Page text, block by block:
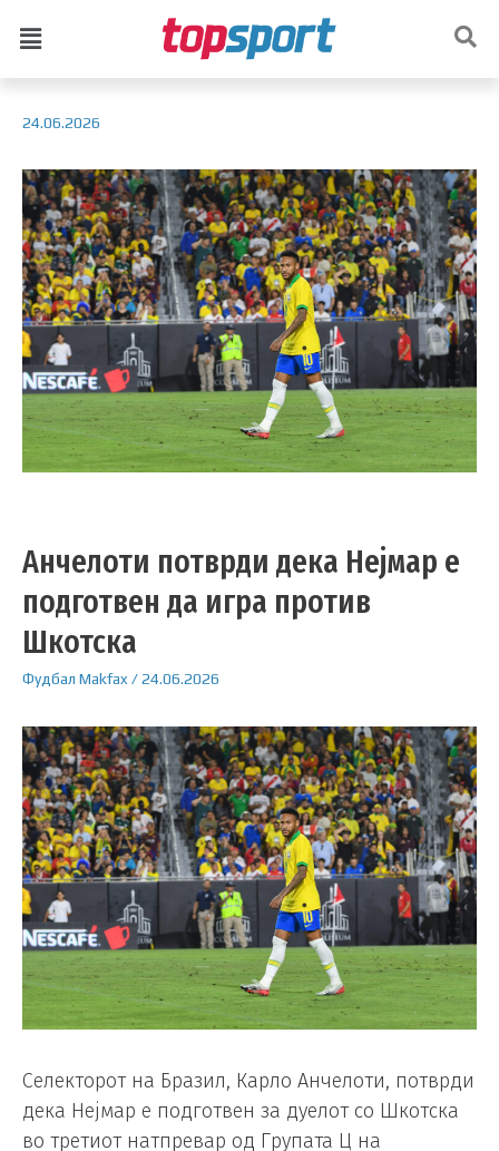
24.06.2026
Анчелоти потврди дека Нејмар е
подготвен да игра против
Шкотска
Фудбал Makfax /24.06.2026
Селекторот на Бразил, Карло Анчелоти, потврди
дека Нејмар е подготвен за дуелот со Шкотска
во третиот натпревар од Групата Ц на